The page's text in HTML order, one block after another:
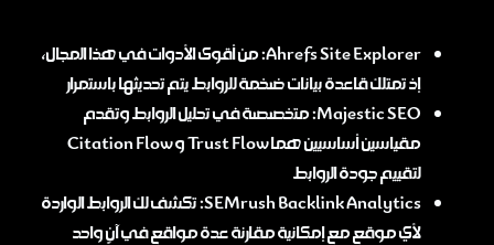
Ahrefs Site Explorer: من أقوى الأدوات في هذا المجال،
إذ تمتلك قاعدة بيانات ضخمة للروابط يتم تحديثها باستمرار
Majestic SEO: متخصصة في تحليل الروابط وتقدم
مقياسين أساسيين هما Trust Flow و Citation Flow
لتقييم جودة الروابط
SEMrush Backlink Analytics: تكشف لك الروابط الواردة
لأي موقع مع إمكانية مقارنة عدة مواقع في آنٍ واحد